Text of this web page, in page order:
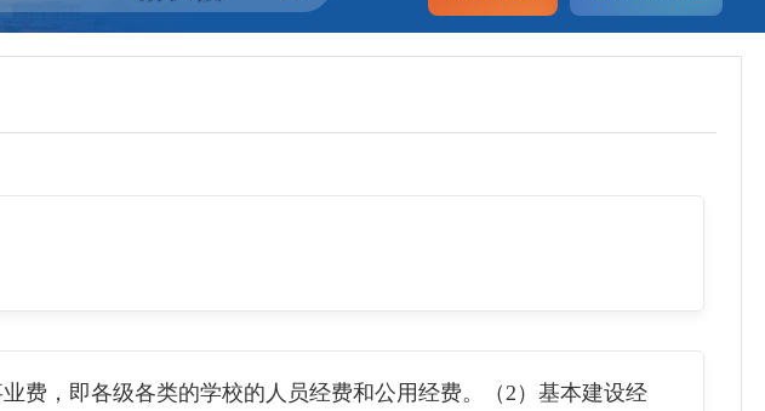
费，即各级各类的学校的人员经费和公用经费。（2）基本建设经